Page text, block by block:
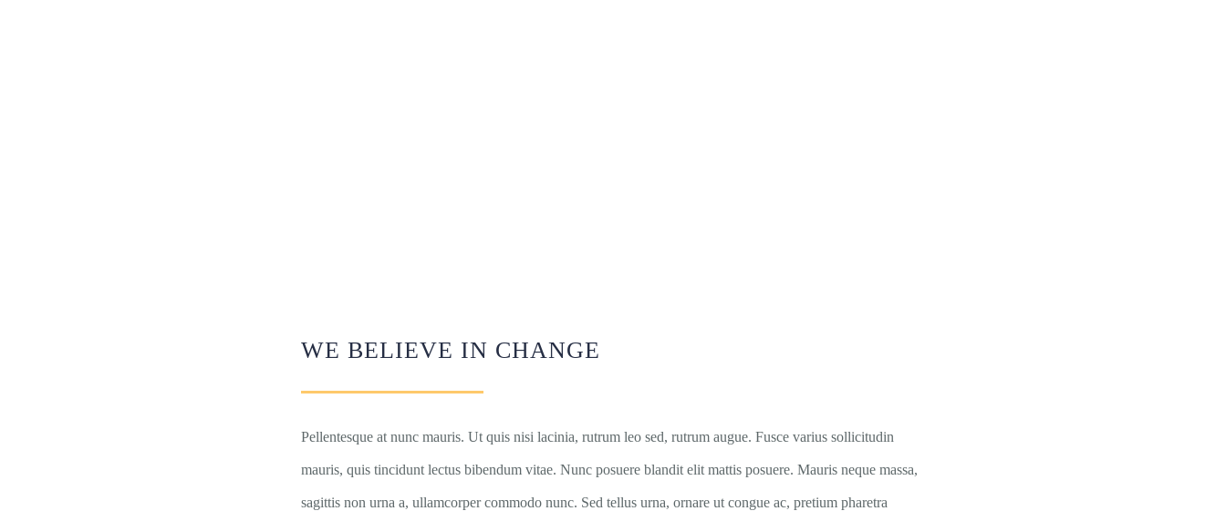
WE BELIEVE IN CHANGE
Pellentesque at nunc mauris. Ut quis nisi lacinia, rutrum leo sed, rutrum augue. Fusce varius sollicitudin
mauris, quis tincidunt lectus bibendum vitae. Nunc posuere blandit elit mattis posuere. Mauris neque massa,
sagittis non urna a, ullamcorper commodo nunc. Sed tellus urna, ornare ut congue ac, pretium pharetra